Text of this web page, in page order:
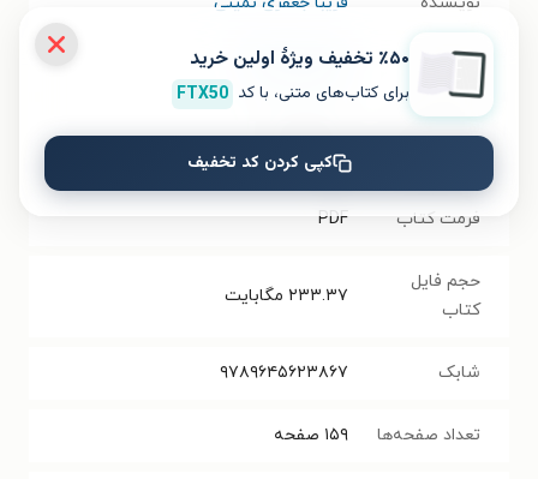
انتشارات طلایه
۱۴۰۲/۱۰/۲۸
فرمت کتاب PDF
حجم فایل
کتاب
۲۳۳.۳۷ مگابایت
شابک ۹۷۸۹۶۴۵۶۲۳۸۶۷
تعداد صفحه‌ها ۱۵۹ صفحه
٪۵۰ تخفیف ویژۀ اولین خرید
برای کتاب‌های متنی، با کد FTX50
کپی کردن کد تخفیف